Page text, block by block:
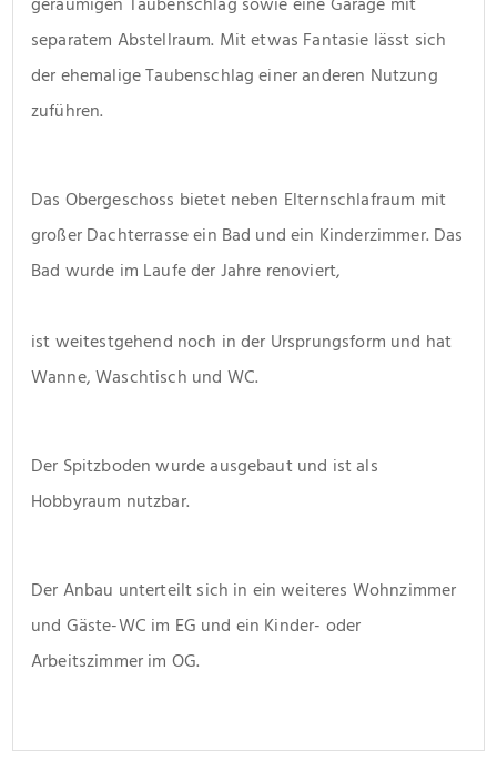
separatem Abstellraum. Mit etwas Fantasie lässt sich
der ehemalige Taubenschlag einer anderen Nutzung
zuführen.
Das Obergeschoss bietet neben Elternschlafraum mit
großer Dachterrasse ein Bad und ein Kinderzimmer. Das
Bad wurde im Laufe der Jahre renoviert,
ist weitestgehend noch in der Ursprungsform und hat
Wanne, Waschtisch und WC.
Der Spitzboden wurde ausgebaut und ist als
Hobbyraum nutzbar.
Der Anbau unterteilt sich in ein weiteres Wohnzimmer
und Gäste-WC im EG und ein Kinder- oder
Arbeitszimmer im OG.